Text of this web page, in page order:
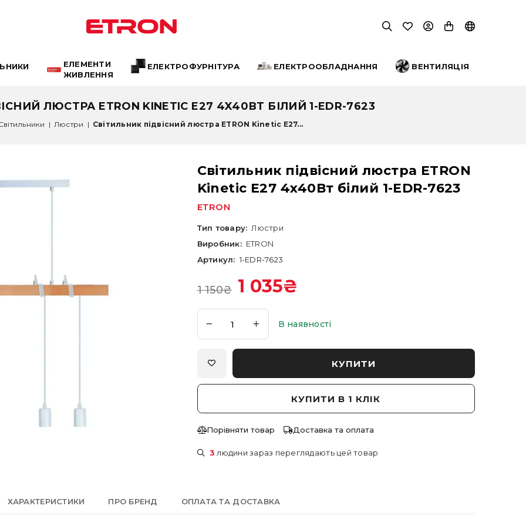
ЕЛЕМЕНТИ
ЖИВЛЕННЯ
ЕЛЕКТРОФУРНІТУРА ЕЛЕКТРООБЛАДНАННЯ ВЕНТИЛЯЦІЯ
ЛЮСТРА ETRON KINETIC E27 4X40ВТ БІЛИЙ 1-EDR-7623
| Люстри | Світильник підвісний люстра ETRON Kinetic E27...
Світильник підвісний люстра ETRON
Kinetic E27 4x40Вт білий 1-EDR-7623
ETRON
Тип товару: Люстри
Виробник: ETRON
Артикул: 1-EDR-7623
1 150₴ 1 035₴
В наявності
КУПИТИ
КУПИТИ В 1 КЛІК
Порівняти товар Доставка та оплата
3 людини зараз переглядають цей товар
ХАРАКТЕРИСТИКИ ПРО БРЕНД ОПЛАТА ТА ДОСТАВКА